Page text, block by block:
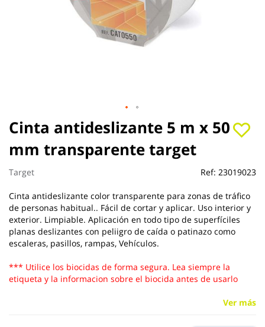
Cinta antideslizante 5 m x 50
mm transparente target
Target Ref: 23019023
Cinta antideslizante color transparente para zonas de tráfico
de personas habitual.. Fácil de cortar y aplicar. Uso interior y
exterior. Limpiable. Aplicación en todo tipo de superfíciles
planas deslizantes con peliigro de caída o patinazo como
escaleras, pasillos, rampas, Vehículos.
*** Utilice los biocidas de forma segura. Lea siempre la
etiqueta y la informacion sobre el biocida antes de usarlo
Ver más
Saltar
al
comienzo
de
la
galería
de
imágenes